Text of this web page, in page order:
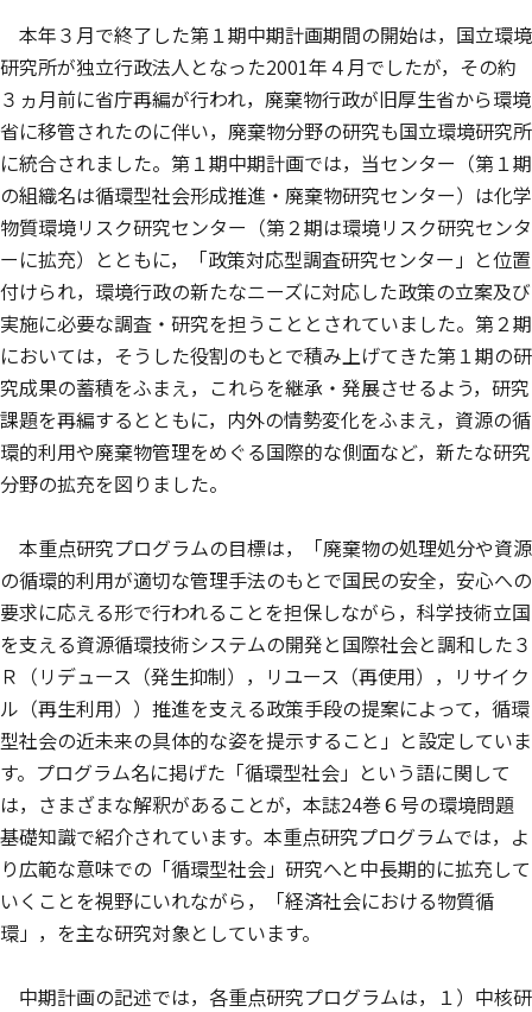
本年３月で終了した第１期中期計画期間の開始は，国立環境
研究所が独立行政法人となった2001年４月でしたが，その約
３ヵ月前に省庁再編が行われ，廃棄物行政が旧厚生省から環境
省に移管されたのに伴い，廃棄物分野の研究も国立環境研究所
に統合されました。第１期中期計画では，当センター（第１期
の組織名は循環型社会形成推進・廃棄物研究センター）は化学
物質環境リスク研究センター（第２期は環境リスク研究センタ
ーに拡充）とともに，「政策対応型調査研究センター」と位置
付けられ，環境行政の新たなニーズに対応した政策の立案及び
実施に必要な調査・研究を担うこととされていました。第２期
においては，そうした役割のもとで積み上げてきた第１期の研
究成果の蓄積をふまえ，これらを継承・発展させるよう，研究
課題を再編するとともに，内外の情勢変化をふまえ，資源の循
環的利用や廃棄物管理をめぐる国際的な側面など，新たな研究
分野の拡充を図りました。
本重点研究プログラムの目標は，「廃棄物の処理処分や資源
の循環的利用が適切な管理手法のもとで国民の安全，安心への
要求に応える形で行われることを担保しながら，科学技術立国
を支える資源循環技術システムの開発と国際社会と調和した３
Ｒ（リデュース（発生抑制），リユース（再使用），リサイク
ル（再生利用））推進を支える政策手段の提案によって，循環
型社会の近未来の具体的な姿を提示すること」と設定していま
す。プログラム名に掲げた「循環型社会」という語に関して
は，さまざまな解釈があることが，本誌24巻６号の環境問題
基礎知識で紹介されています。本重点研究プログラムでは，よ
り広範な意味での「循環型社会」研究へと中長期的に拡充して
いくことを視野にいれながら，「経済社会における物質循
環」，を主な研究対象としています。
中期計画の記述では，各重点研究プログラムは，１）中核研